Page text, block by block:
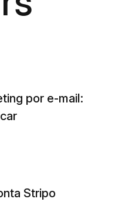
por e-mail:
Stripo